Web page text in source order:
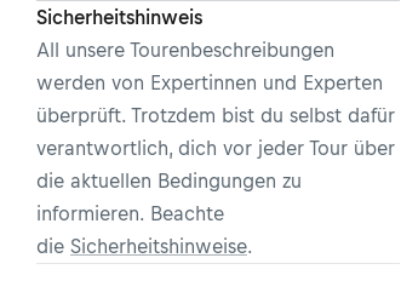
Sicherheitshinweis
All unsere Tourenbeschreibungen
werden von Expertinnen und Experten
überprüft. Trotzdem bist du selbst dafür
verantwortlich, dich vor jeder Tour über
die aktuellen Bedingungen zu
informieren. Beachte
die Sicherheitshinweise.